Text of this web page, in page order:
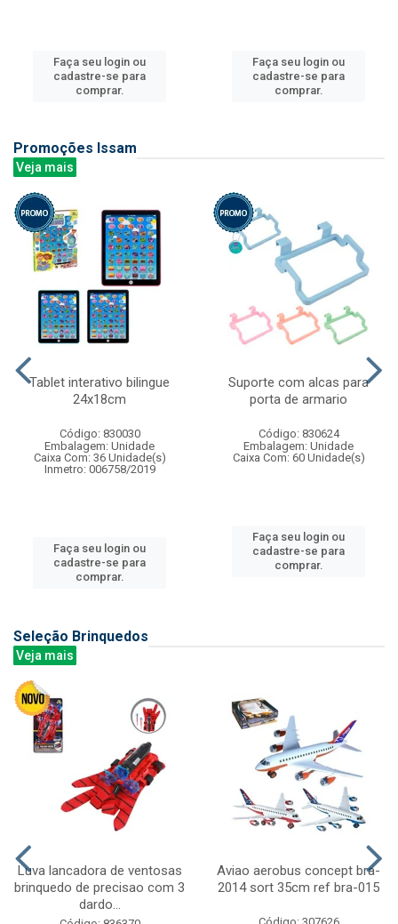
Faça seu login ou
cadastre-se para
comprar.
Faça seu login ou
cadastre-se para
comprar.
Promoções Issam
Veja mais
Tablet interativo bilingue
24x18cm
Código: 830030
Embalagem: Unidade
Caixa Com: 36 Unidade(s)
Inmetro: 006758/2019
Faça seu login ou
cadastre-se para
comprar.
Suporte com alcas para
porta de armario
Código: 830624
Embalagem: Unidade
Caixa Com: 60 Unidade(s)
Faça seu login ou
cadastre-se para
comprar.
Seleção Brinquedos
Veja mais
Luva lancadora de ventosas
brinquedo de precisao com 3
dardo...
Aviao aerobus concept bra-
2014 sort 35cm ref bra-015